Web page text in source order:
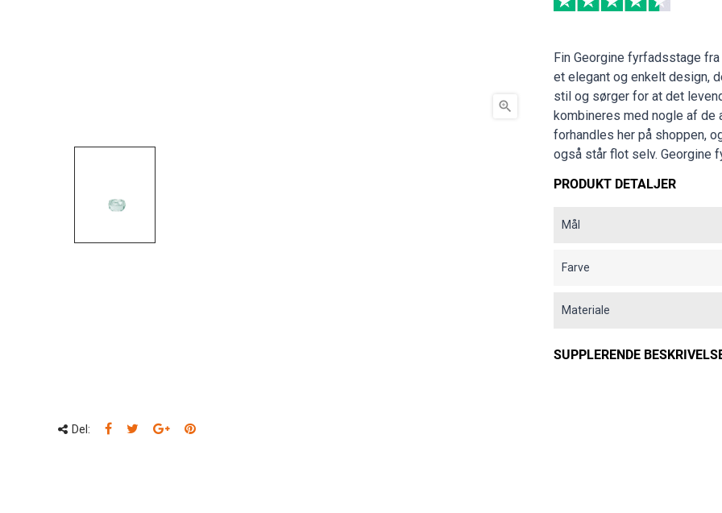

Fin Georgine fyrfadsstage
et elegant og enkelt design,
stil og sørger for at det
kombineres med nogle af de
forhandles her på shoppen,
også står flot selv.
PRODUKT DETALJER
Mål
Farve
Materiale
SUPPLERENDE
Del: